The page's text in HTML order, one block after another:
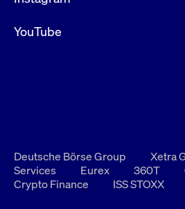
YouTube
Deutsche Börse Group Xetra
Services
Eurex 360T
Crypto Finance
ISS STOXX